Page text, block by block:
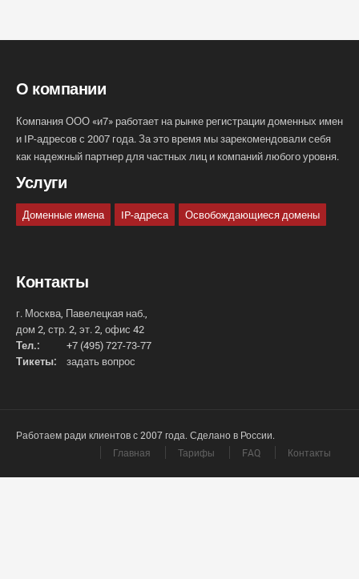
О компании
Компания ООО «и7» работает на рынке регистрации доменных имен
и IP-адресов с 2007 года. За это время мы зарекомендовали себя
как надежный партнер для частных лиц и компаний любого уровня.
Услуги
Доменные имена IP-адреса Освобождающиеся домены
Контакты
г. Москва, Павелецкая наб.,
дом 2, стр. 2, эт. 2, офис 42
Тел.:
+7 (495) 727-73-77
Тикеты:
задать вопрос
Работаем ради клиентов с 2007 года. Сделано в России.
Главная
Тарифы FAQ Контакты